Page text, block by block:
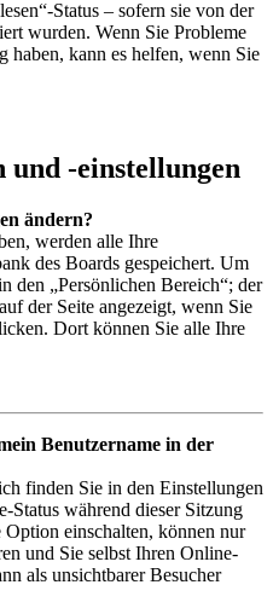
Status – sofern sie von der
wurden. Wenn Sie Probleme
haben, kann es helfen, wenn Sie
-einstellungen
ändern?
werden alle Ihre
des Boards gespeichert. Um
den „Persönlichen Bereich“; der
der Seite angezeigt, wenn Sie
Dort können Sie alle Ihre
Benutzername in der
finden Sie in den Einstellungen
Status während dieser Sitzung
Option einschalten, können nur
und Sie selbst Ihren Online-
als unsichtbarer Besucher